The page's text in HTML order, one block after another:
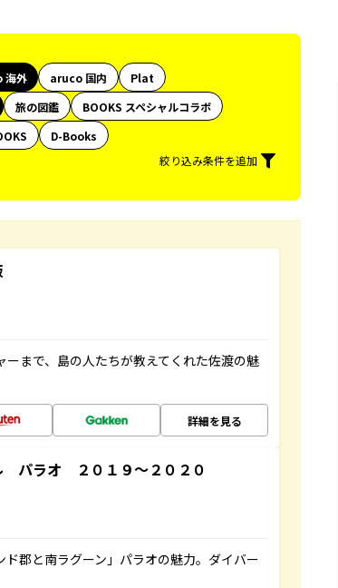
海外 aruco 国内
Plat
旅の図鑑
BOOKS スペシャルコラボ
D-Books
絞り込み条件を追加
まで、島の人たちが教えてくれた佐渡の魅
詳細を見る
パラオ ２０１９～２０２０
郡と南ラグーン」パラオの魅力。ダイバー